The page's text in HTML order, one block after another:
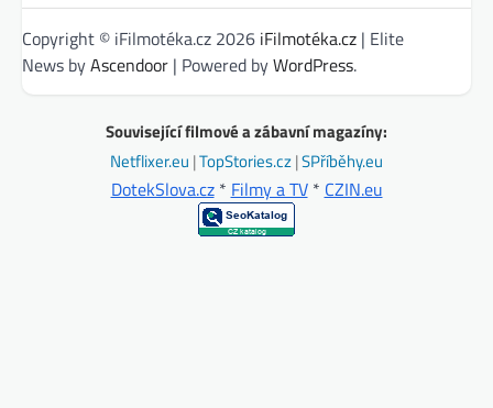
Copyright © iFilmotéka.cz 2026 iFilmotéka.cz | Elite
News byAscendoor | Powered byWordPress.
Související filmové a zábavní magazíny:
Netflixer.eu |TopStories.cz|SPříběhy.eu
DotekSlova.cz* Filmy a TV* CZIN.eu